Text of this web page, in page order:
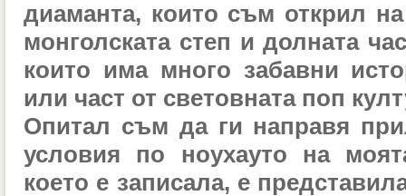
диаманта, които съм открил
монголската степ и долната
които има много забавни
или част от световната поп
Опитал съм да ги направя
условия по ноухауто на
което е записала, е